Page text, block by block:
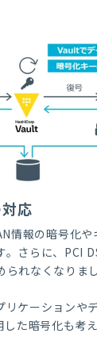
応
情報の暗号化
さらに、PCI
れなくなりまし
リケーションや
た暗号化も考